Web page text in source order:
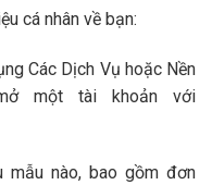
cá nhân về bạn:
Các Dịch Vụ hoặc Nền
một tài khoản với
mẫu nào, bao gồm đơn